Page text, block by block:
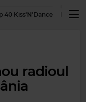
40 Kiss'N'Dance
radioul